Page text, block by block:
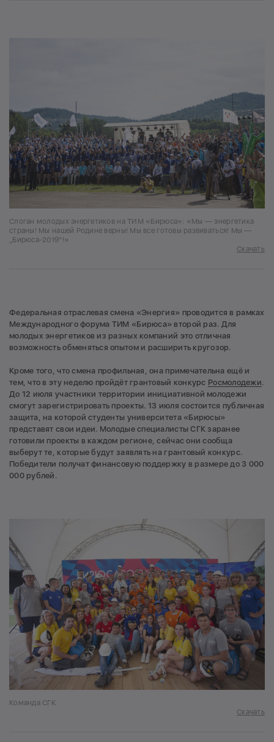
Слоган молодых энергетиков на ТИМ «Бирюса»: «Мы — энергетика
страны! Мы нашей Родине верны! Мы все готовы развиваться! Мы —
„Бирюса-2019“!»
Скачать
Федеральная отраслевая смена «Энергия» проводится в рамках
Международного форума ТИМ «Бирюса» второй раз. Для
молодых энергетиков из разных компаний это отличная
возможность обменяться опытом и расширить кругозор.
Кроме того, что смена профильная, она примечательна ещё и
тем, что в эту неделю пройдёт грантовый конкурс Росмолодежи.
До 12 июля участники территории инициативной молодежи
смогут зарегистрировать проекты. 13 июля состоится публичная
защита, на которой студенты университета «Бирюсы»
представят свои идеи. Молодые специалисты СГК заранее
готовили проекты в каждом регионе, сейчас они сообща
выберут те, которые будут заявлять на грантовый конкурс.
Победители получат финансовую поддержку в размере до 3 000
000 рублей.
Команда СГК
Скачать